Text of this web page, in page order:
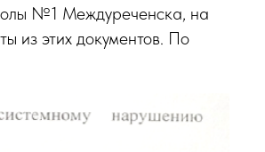
№1 Междуреченска, на
из этих документов. По